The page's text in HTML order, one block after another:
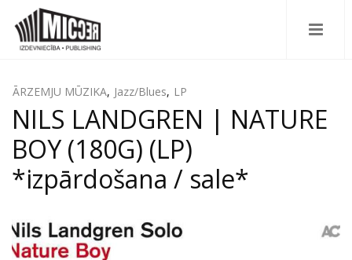
ĀRZEMJU MŪZIKA, Jazz/Blues, LP
NILS LANDGREN | NATURE
BOY (180G) (LP)
*izpārdošana / sale*